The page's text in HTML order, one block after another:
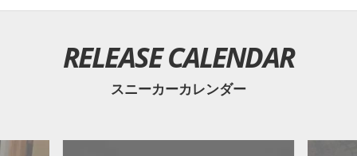
RELEASE CALENDAR
スニーカーカレンダー